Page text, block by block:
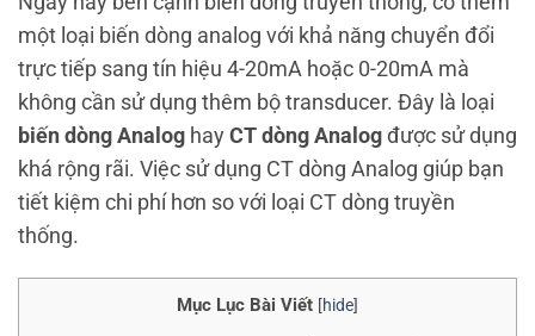
một loại biến dòng analog với khả năng chuyển đổi
trực tiếp sang tín hiệu 4-20mA hoặc 0-20mA mà
không cần sử dụng thêm bộ transducer. Đây là loại
biến dòng Analog hay CT dòng Analog được sử dụng
khá rộng rãi. Việc sử dụng CT dòng Analog giúp bạn
tiết kiệm chi phí hơn so với loại CT dòng truyền
thống.
Mục Lục Bài Viết [hide]